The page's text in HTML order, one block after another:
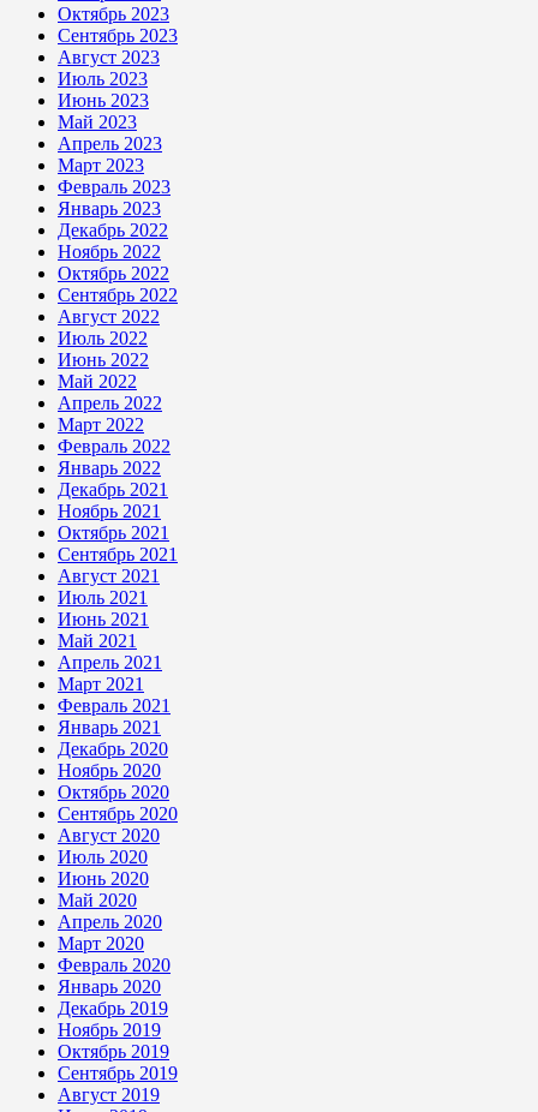
Октябрь 2023
Сентябрь 2023
Август 2023
Июль 2023
Июнь 2023
Май 2023
Апрель 2023
Март 2023
Февраль 2023
Январь 2023
Декабрь 2022
Ноябрь 2022
Октябрь 2022
Сентябрь 2022
Август 2022
Июль 2022
Июнь 2022
Май 2022
Апрель 2022
Март 2022
Февраль 2022
Январь 2022
Декабрь 2021
Ноябрь 2021
Октябрь 2021
Сентябрь 2021
Август 2021
Июль 2021
Июнь 2021
Май 2021
Апрель 2021
Март 2021
Февраль 2021
Январь 2021
Декабрь 2020
Ноябрь 2020
Октябрь 2020
Сентябрь 2020
Август 2020
Июль 2020
Июнь 2020
Май 2020
Апрель 2020
Март 2020
Февраль 2020
Январь 2020
Декабрь 2019
Ноябрь 2019
Октябрь 2019
Сентябрь 2019
Август 2019